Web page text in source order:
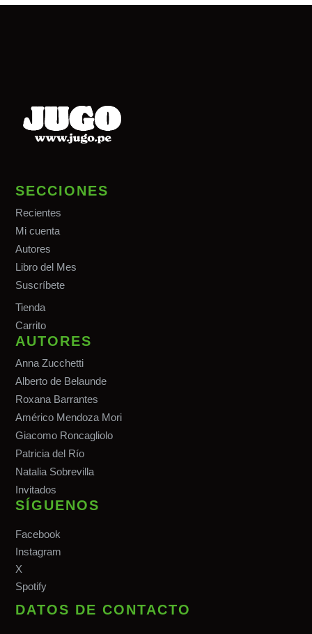
SECCIONES
Recientes
Mi cuenta
Autores
Libro del Mes
Suscríbete
Tienda
Carrito
AUTORES
Anna Zucchetti
Alberto de Belaunde
Roxana Barrantes
Américo Mendoza Mori
Giacomo Roncagliolo
Patricia del Río
Natalia Sobrevilla
Invitados
SÍGUENOS
Facebook
Instagram
X
Spotify
DATOS DE CONTACTO